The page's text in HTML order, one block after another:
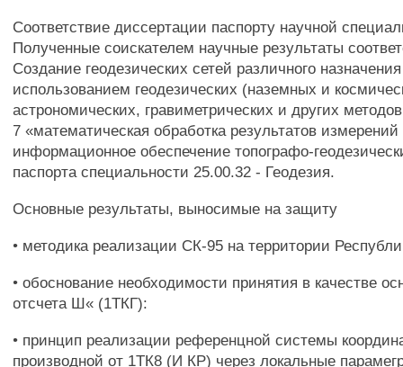
Соответствие диссертации паспорту научной
Полученные соискателем научные результаты
Создание геодезических сетей различного
использованием геодезических (наземных и
астрономических, гравиметрических и других
7 «математическая обработка результатов
информационное обеспечение топографо-
паспорта специальности 25.00.32 - Геодезия.
Основные результаты, выносимые на защиту
• методика реализации СК-95 на территории
• обоснование необходимости принятия в качестве
отсчета Ш« (1ТКГ):
• принцип реализации референцной системы
производной от 1ТК8 (И КР) через локальные